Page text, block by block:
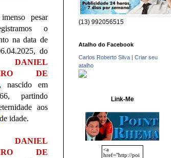
pesar
o
na data de
do
DE
, nascido em
partindo
aos
de idade.
DE
(13) 992056515
Atalho do Facebook
Carlos Roberto Silva | Criar seu
atalho
Link-Me